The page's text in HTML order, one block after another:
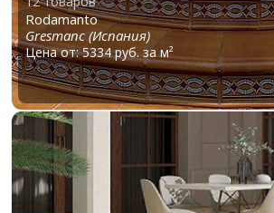
Rodamanto
Gresmanc (Испания)
Цена от: 5334 руб. за м²